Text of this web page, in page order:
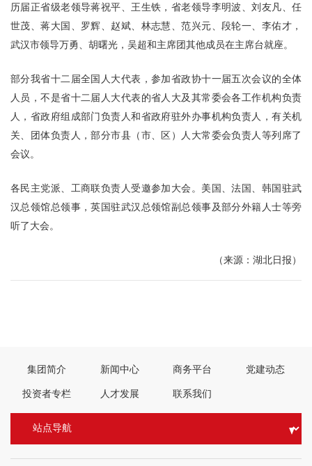
历届正省级老领导蒋祝平、王生铁，省老领导李明波、刘友凡、任
世茂、蒋大国、罗辉、赵斌、林志慧、范兴元、段轮一、李佑才，
武汉市领导万勇、胡曙光，吴超和主席团其他成员在主席台就座。
部分我省十二届全国人大代表，参加省政协十一届五次会议的全体
人员，不是省十二届人大代表的省人大及其常委会各工作机构负责
人，省政府组成部门负责人和省政府驻外办事机构负责人，有关机
关、团体负责人，部分市县（市、区）人大常委会负责人等列席了
会议。
各民主党派、工商联负责人受邀参加大会。美国、法国、韩国驻武
汉总领馆总领事，英国驻武汉总领馆副总领事及部分外籍人士等旁
听了大会。
（来源：湖北日报）
报告的决议
集团简介 新闻中心 商务平台 党建动态
投资者专栏 人才发展 联系我们